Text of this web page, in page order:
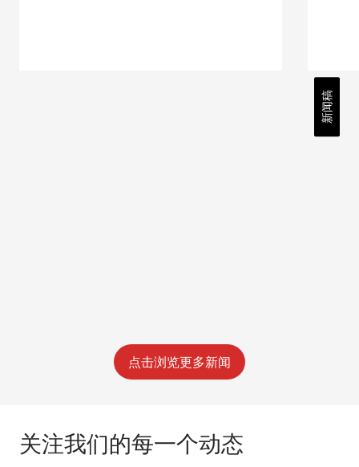
新闻稿
点击浏览更多新闻
关注我们的每一个动态